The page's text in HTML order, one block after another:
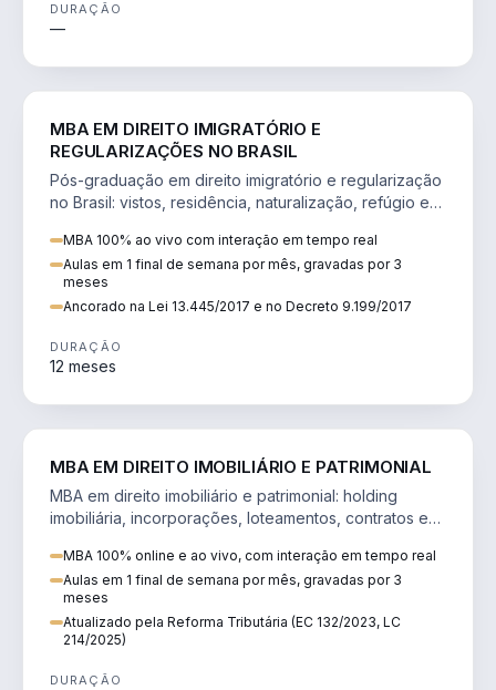
DURAÇÃO
—
MBA EM DIREITO IMIGRATÓRIO E
REGULARIZAÇÕES NO BRASIL
Pós-graduação em direito imigratório e regularização
no Brasil: vistos, residência, naturalização, refúgio e
MBA 100% ao vivo com interação em tempo real
Aulas em 1 final de semana por mês, gravadas por 3
meses
Ancorado na Lei 13.445/2017 e no Decreto 9.199/2017
DURAÇÃO
12 meses
MBA EM DIREITO IMOBILIÁRIO E PATRIMONIAL
MBA em direito imobiliário e patrimonial: holding
imobiliária, incorporações, loteamentos, contratos e
MBA 100% online e ao vivo, com interação em tempo real
Aulas em 1 final de semana por mês, gravadas por 3
meses
Atualizado pela Reforma Tributária (EC 132/2023, LC
214/2025)
DURAÇÃO